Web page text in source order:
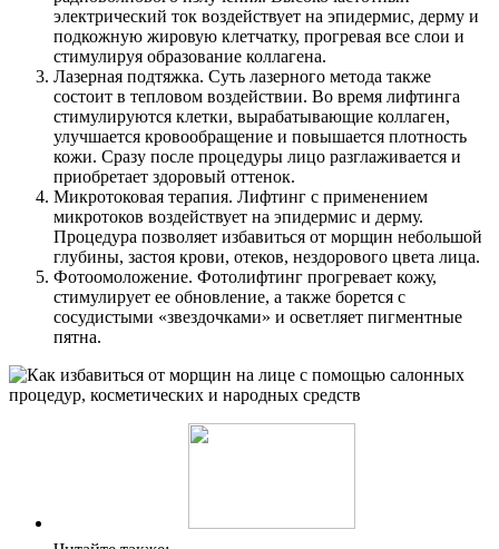
электрический ток воздействует на эпидермис, дерму и
подкожную жировую клетчатку, прогревая все слои и
стимулируя образование коллагена.
Лазерная подтяжка. Суть лазерного метода также
состоит в тепловом воздействии. Во время лифтинга
стимулируются клетки, вырабатывающие коллаген,
улучшается кровообращение и повышается плотность
кожи. Сразу после процедуры лицо разглаживается и
приобретает здоровый оттенок.
Микротоковая терапия. Лифтинг с применением
микротоков воздействует на эпидермис и дерму.
Процедура позволяет избавиться от морщин небольшой
глубины, застоя крови, отеков, нездорового цвета лица.
Фотоомоложение. Фотолифтинг прогревает кожу,
стимулирует ее обновление, а также борется с
сосудистыми «звездочками» и осветляет пигментные
пятна.